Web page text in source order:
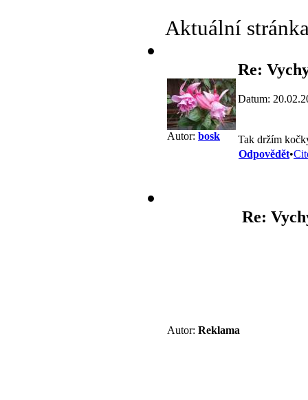
Aktuální
Autor: bosk
Re:
Datum:
Tak držím
Odpovědět•
Autor: Reklama
Re: